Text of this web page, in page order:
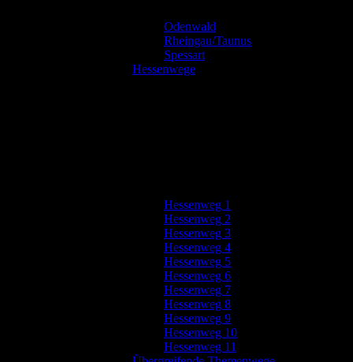
Odenwald
Rheingau/Taunus
Spessart
Hessenwege
Hessenweg 1
Hessenweg 2
Hessenweg 3
Hessenweg 4
Hessenweg 5
Hessenweg 6
Hessenweg 7
Hessenweg 8
Hessenweg 9
Hessenweg 10
Hessenweg 11